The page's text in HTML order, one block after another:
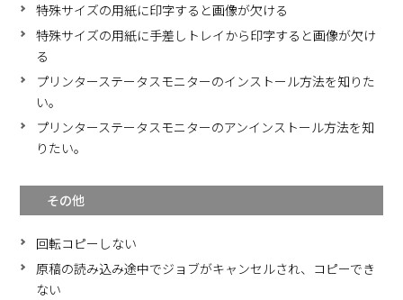
特殊サイズの用紙に印字すると画像が欠ける
特殊サイズの用紙に手差しトレイから印字すると画像が欠け
る
プリンターステータスモニターのインストール方法を知りた
い。
プリンターステータスモニターのアンインストール方法を知
りたい。
その他
回転コピーしない
原稿の読み込み途中でジョブがキャンセルされ、コピーでき
ない